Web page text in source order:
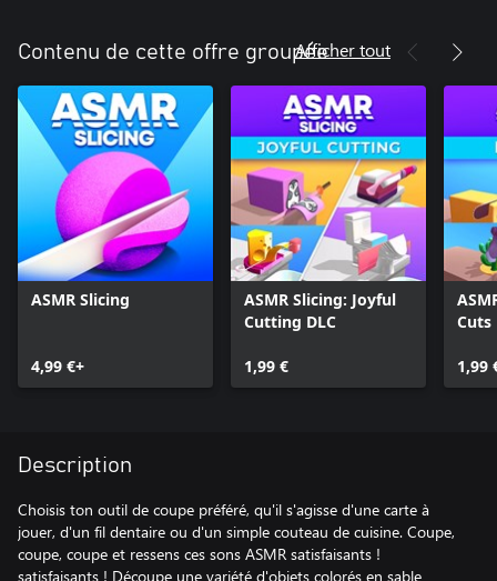
Contenu de cette offre groupéeAfficher tout
ASMR Slicing
4,99 €+
ASMR Slicing: Joyful
Cutting DLC
1,99 €
Cuts
1,99
Description
Choisis ton outil de coupe préféré, qu'il s'agisse d'une carte à
jouer, d'un fil dentaire ou d'un simple couteau de cuisine. Coupe,
coupe, coupe et ressens ces sons ASMR satisfaisants !
satisfaisants ! Découpe une variété d'objets colorés en sable